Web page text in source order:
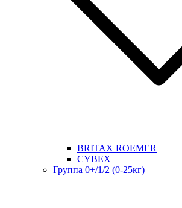
BRITAX ROEMER
CYBEX
Группа 0+/1/2 (0-25кг)